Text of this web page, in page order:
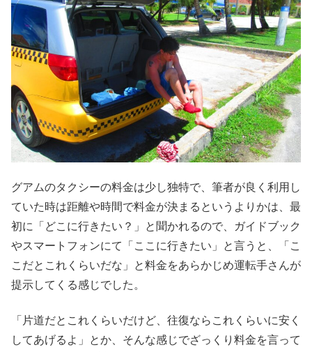
グアムのタクシーの料金は少し独特で、筆者が良く利用し
ていた時は距離や時間で料金が決まるというよりかは、最
初に「どこに行きたい？」と聞かれるので、ガイドブック
やスマートフォンにて「ここに行きたい」と言うと、「こ
こだとこれくらいだな」と料金をあらかじめ運転手さんが
提示してくる感じでした。
「片道だとこれくらいだけど、往復ならこれくらいに安く
してあげるよ」とか、そんな感じでざっくり料金を言って